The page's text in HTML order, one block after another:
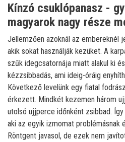
Kínzó csuklópanasz -
magyarok nagy része
Jellemzően azoknál az embereknél
akik sokat használják kezüket. A
szűk idegcsatornája miatt alakul ki
kézzsibbadás, ami ideig-óráig
Következő levelünk egy fiatal
érkezett. Mindkét kezemen három
utolsó ujjperce időnként zsibbad.
aki az egyik izmomat problémásnak
Röntgent javasol, de ezek nem